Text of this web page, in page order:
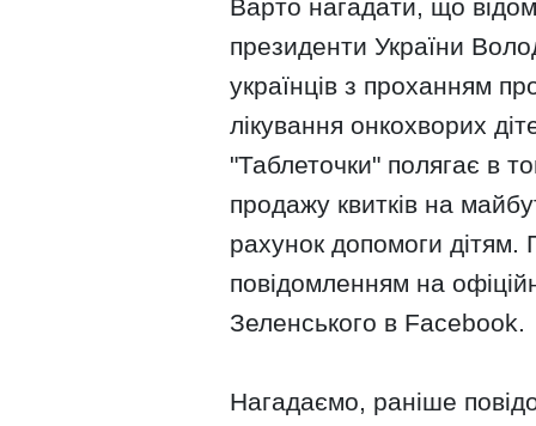
Варто нагадати, що
президенти України
українців з проханням
лікування онкохворих
"Таблеточки" полягає в
продажу квитків на
рахунок допомоги дітям.
повідомленням на
Зеленського в Facebook.
Нагадаємо, раніше